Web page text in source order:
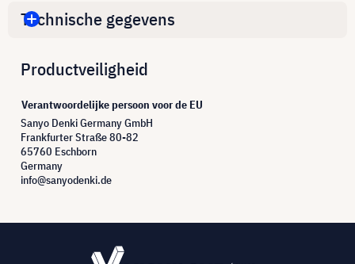
Technische gegevens
Productveiligheid
Verantwoordelijke persoon voor de EU
Sanyo Denki Germany GmbH
Frankfurter Straße 80-82
65760 Eschborn
Germany
info@sanyodenki.de